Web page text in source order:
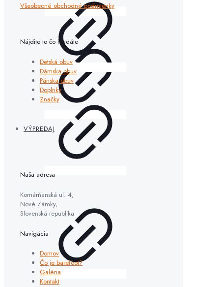
VÝPREDAJ
Všeobecné obchodné podmienky
Nájdite to čo hľadáte
Detská obuv
Dámska obuv
Pánska obuv
Doplnky
Značky
Naša adresa
Komárňanská ul. 4,
Nové Zámky,
Slovenská republika
Navigácia
Domov
Čo je barefoot?
Galéria
Kontakt